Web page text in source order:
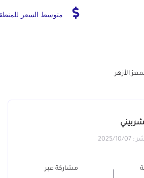
متوسط السعر
الأزهر
10/07
مشاركة عبر